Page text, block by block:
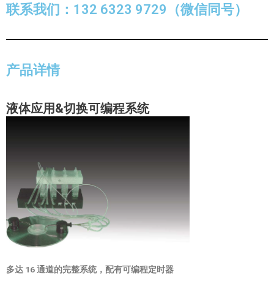
联系我们：132 6323 9729（微信同号）
产品详情
液体应用&切换可编程系统
多达 16 通道的完整系统，配有可编程定时器